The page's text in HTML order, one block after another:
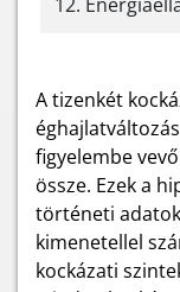
A tizenkét
figyelembe
össze. Ezek a
történeti
kimenetellel
kockázati